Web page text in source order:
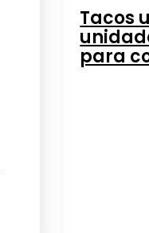
Tacos
para